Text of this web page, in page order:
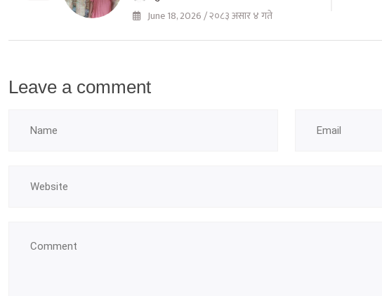
June 18, 2026 / २०८३ असार ४ गते
Leave a comment